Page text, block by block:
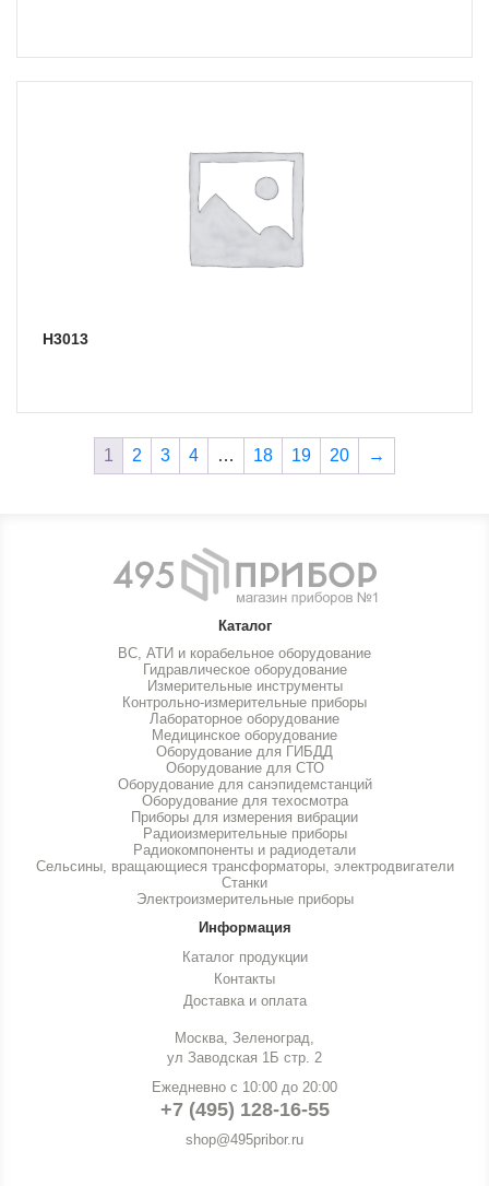
Н3013
1 2 3 4 … 18 19 20 →
Каталог
ВС, АТИ и корабельное оборудование
Гидравлическое оборудование
Измерительные инструменты
Контрольно-измерительные приборы
Лабораторное оборудование
Медицинское оборудование
Оборудование для ГИБДД
Оборудование для СТО
Оборудование для санэпидемстанций
Оборудование для техосмотра
Приборы для измерения вибрации
Радиоизмерительные приборы
Радиокомпоненты и радиодетали
Сельсины, вращающиеся трансформаторы, электродвигатели
Станки
Электроизмерительные приборы
Информация
Каталог продукции
Контакты
Доставка и оплата
Москва, Зеленоград,
ул Заводская 1Б стр. 2
Ежедневно с 10:00 до 20:00
+7 (495) 128-16-55
shop@495pribor.ru